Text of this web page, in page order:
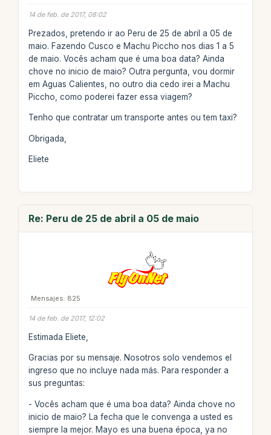
14 de feb. de 2017, 08:02
Prezados, pretendo ir ao Peru de 25 de abril a 05 de
maio. Fazendo Cusco e Machu Piccho nos dias 1 a 5
de maio. Vocês acham que é uma boa data? Ainda
chove no inicio de maio? Outra pergunta, vou dormir
em Aguas Calientes, no outro dia cedo irei a Machu
Piccho, como poderei fazer essa viagem?
Tenho que contratar um transporte antes ou tem taxi?
Obrigada,
Eliete
Re: Peru de 25 de abril a 05 de maio
Mensajes: 825
14 de feb. de 2017, 12:02
Estimada Eliete,
Gracias por su mensaje. Nosotros solo vendemos el
ingreso que no incluye nada más. Para responder a
sus preguntas:
- Vocês acham que é uma boa data? Ainda chove no
inicio de maio? La fecha que le convenga a usted es
siempre la mejor. Mayo es una buena época, ya no